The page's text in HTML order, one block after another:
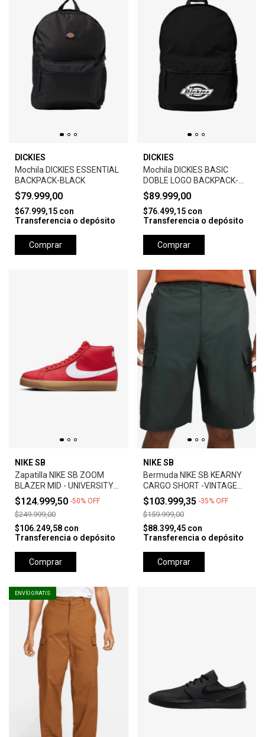
DICKIES
Mochila DICKIES ESSENTIAL
BACKPACK-BLACK
$79.999,00
$67.999,15 con
Transferencia o depósito
Comprar
DICKIES
Mochila DICKIES BASIC
DOBLE LOGO BACKPACK-
BLACK
$89.999,00
$76.499,15 con
Transferencia o depósito
Comprar
NIKE SB
Zapatilla NIKE SB ZOOM
BLAZER MID - UNIVERSITY
RED *Orange Label*
$124.999,50 -50% OFF
$249.999,00
$106.249,58 con
Transferencia o depósito
Comprar
NIKE SB
Bermuda NIKE SB KEARNY
CARGO SHORT -VINTAGE
GREEN
$103.999,35 -35% OFF
$159.999,00
$88.399,45 con
Transferencia o depósito
Comprar
ENVÍO GRATIS